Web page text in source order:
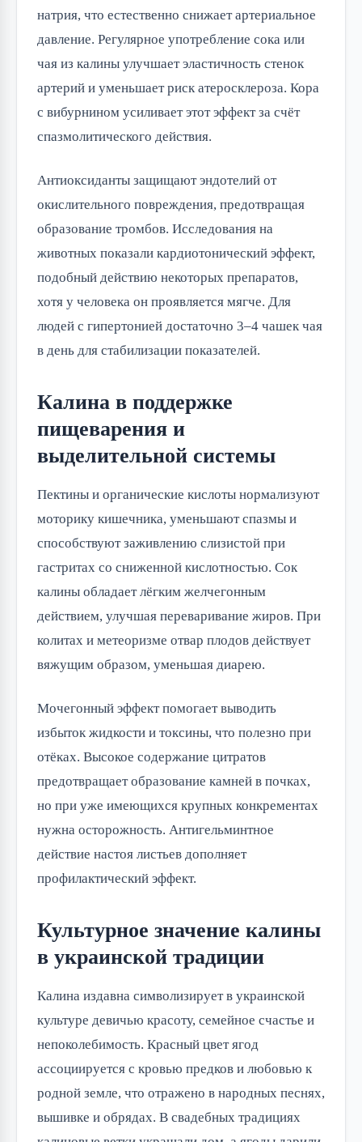
натрия, что естественно снижает артериальное
давление. Регулярное употребление сока или
чая из калины улучшает эластичность стенок
артерий и уменьшает риск атеросклероза. Кора
с вибурнином усиливает этот эффект за счёт
спазмолитического действия.
Антиоксиданты защищают эндотелий от
окислительного повреждения, предотвращая
образование тромбов. Исследования на
животных показали кардиотонический эффект,
подобный действию некоторых препаратов,
хотя у человека он проявляется мягче. Для
людей с гипертонией достаточно 3–4 чашек чая
в день для стабилизации показателей.
Калина в поддержке
пищеварения и
выделительной системы
Пектины и органические кислоты нормализуют
моторику кишечника, уменьшают спазмы и
способствуют заживлению слизистой при
гастритах со сниженной кислотностью. Сок
калины обладает лёгким желчегонным
действием, улучшая переваривание жиров. При
колитах и метеоризме отвар плодов действует
вяжущим образом, уменьшая диарею.
Мочегонный эффект помогает выводить
избыток жидкости и токсины, что полезно при
отёках. Высокое содержание цитратов
предотвращает образование камней в почках,
но при уже имеющихся крупных конкрементах
нужна осторожность. Антигельминтное
действие настоя листьев дополняет
профилактический эффект.
Культурное значение калины
в украинской традиции
Калина издавна символизирует в украинской
культуре девичью красоту, семейное счастье и
непоколебимость. Красный цвет ягод
ассоциируется с кровью предков и любовью к
родной земле, что отражено в народных песнях,
вышивке и обрядах. В свадебных традициях